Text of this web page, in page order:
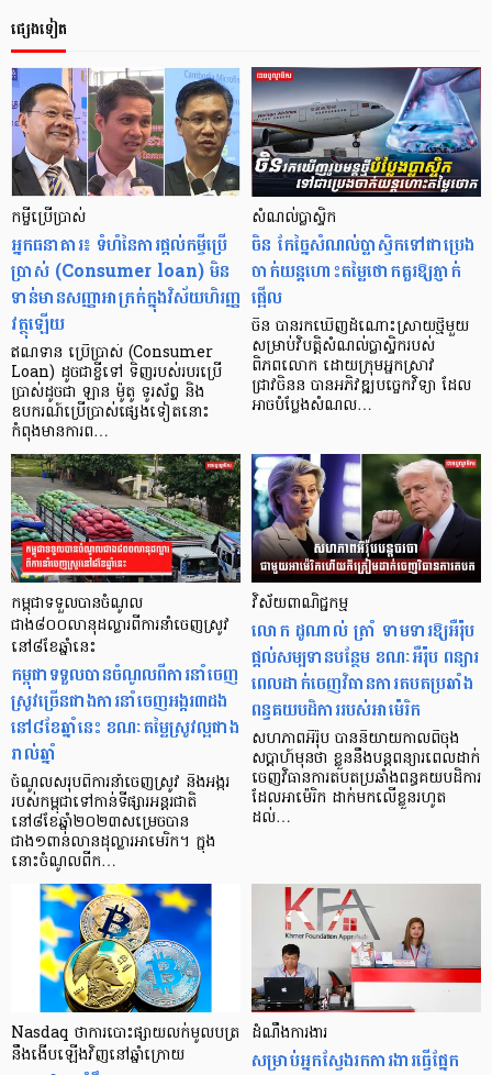
ផ្សេងទៀត
កម្ចីប្រើប្រាស់​
អ្នកធនាគារ៖ ទំហំនៃការផ្ដល់កម្ចីប្រើ
ប្រាស់ (Consumer loan) មិន
ទាន់មានសញ្ញាអាក្រក់ក្នុងវិស័យហិរញ្ញ
វត្ថុឡើយ
ឥណទាន ប្រើប្រាស់ (Consumer
Loan) ដូចជាខ្ចីទៅ ទិញរបស់របរប្រើ
ប្រាស់ដូចជា ឡាន ម៉ូតូ ទូរស័ព្ទ និង
ឧបករណ៍ប្រើប្រាស់ផ្សេងទៀតនោះ
កំពុងមានការព…
សំណល់ប្លាស្ទិក
ចិន កែច្នៃសំណល់ប្លាស្ទិកទៅជាប្រេង
ចាក់យន្តហោះតម្លៃថោកគួរឱ្យភ្ញាក់
ផ្អើល
ចិន​ បានរកឃើញដំណោះស្រាយថ្មីមួយ
សម្រាប់វិបត្តិសំណល់ប្លាស្ទិករបស់
ពិភពលោក​ ដោយក្រុមអ្នកស្រាវ
ជ្រាវចិនន បានអភិវឌ្ឍបច្ចេកវិទ្យា ដែល
អាចបំប្លែងសំណល…
កម្ពុជាទទួលបានចំណូល
ជាង៨០០លានុដល្លារពីការនាំចេញស្រូវ
នៅ៨ខែឆ្នាំនេះ
កម្ពុជាទទួលបានចំណូលពីការនាំចេញ
ស្រូវច្រើនជាងការនាំចេញអង្ករ៣ដង
នៅ៨ខែឆ្នាំនេះ ខណៈតម្លៃស្រូវល្អជាង
រាល់ឆ្នាំ
ចំណូលសរុបពីការនាំចេញស្រូវ និងអង្ករ
របស់កម្ពុជាទៅកាន់ទីផ្សារអន្តរជាតិ
នៅ៨ខែឆ្នាំ២០២៣សម្រេចបាន
ជាង១ពាន់លានដុល្លារអាមេរិក។ ក្នុង
នោះចំណូលពីក…
វិស័យពាណិជ្ជកម្ម
លោក ដូណាល់ ត្រាំ ទាមទារឱ្យអឺរ៉ុប
ផ្តល់សម្បទានបន្ថែម ខណៈអឺរ៉ុប ពន្យារ
ពេលដាក់ចេញវិធានការតបតប្រឆាំង
ពន្ធគយបដិការរបស់អាម៉េរិក
សហភាពអឺរ៉ុប បាននិយាយកាលពីចុង
សប្តាហ៍មុនថា ខ្លួននឹងបន្តពន្យារពេលដាក់
ចេញវិធានការតបតប្រឆាំងពន្ធគយបដិការ
ដែលអាម៉េរិក ដាក់មកលើខ្លួនរហូត
ដល់…
Nasdaq ថាការបោះផ្សាយលក់មូលបត្រ
នឹងងើបឡើងវិញនៅឆ្នាំក្រោយ
ដំណឹងការងារ
សម្រាប់​អ្នក​ស្វែងរក​ការងារ​ធ្វើ​ផ្នែក​